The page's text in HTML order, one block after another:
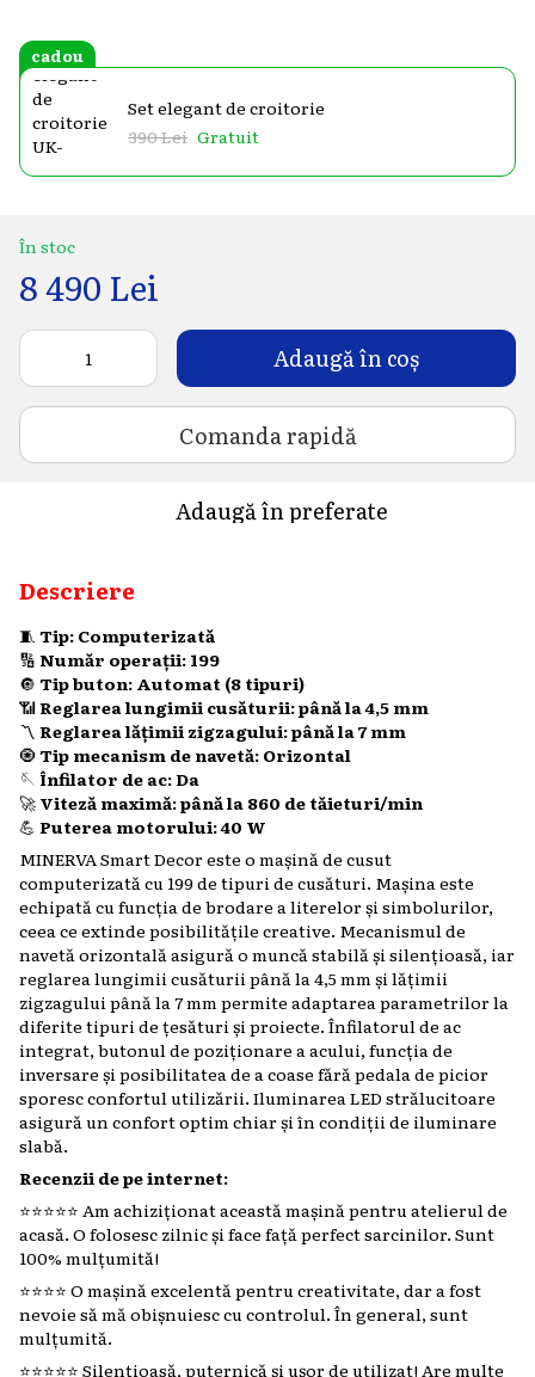
cadou
Set elegant de croitorie
390 Lei Gratuit
În stoc
8 490 Lei
Adaugă în coș
Comanda rapidă
Adaugă în preferate
Descriere
🧵Tip: Computerizată
🔢 Număr operații: 199
🔘 Tip buton: Automat (8 tipuri)
📶 Reglarea lungimii cusăturii: până la 4,5 mm
〽️ Reglarea lățimii zigzagului: până la 7 mm
🧿Tip mecanism de navetă: Orizontal
🪡 Înfilator de ac: Da
🚀 Viteză maximă: până la 860 de tăieturi/min
💪 Puterea motorului: 40 W
MINERVA Smart Decor este o mașină de cusut
computerizată cu 199 de tipuri de cusături. Mașina este
echipată cu funcția de brodare a literelor și simbolurilor,
ceea ce extinde posibilitățile creative. Mecanismul de
navetă orizontală asigură o muncă stabilă și silențioasă, iar
reglarea lungimii cusăturii până la 4,5 mm și lățimii
zigzagului până la 7 mm permite adaptarea parametrilor la
diferite tipuri de țesături și proiecte. Înfilatorul de ac
integrat, butonul de poziționare a acului, funcția de
inversare și posibilitatea de a coase fără pedala de picior
sporesc confortul utilizării. Iluminarea LED strălucitoare
asigură un confort optim chiar și în condiții de iluminare
slabă.
Recenzii de pe internet:
⭐️⭐️⭐️⭐️⭐️ Am achiziționat această mașină pentru atelierul de
acasă. O folosesc zilnic și face față perfect sarcinilor. Sunt
100% mulțumită!
⭐️⭐️⭐️⭐️ O mașină excelentă pentru creativitate, dar a fost
nevoie să mă obișnuiesc cu controlul. În general, sunt
mulțumită.
⭐️⭐️⭐️⭐️⭐️ Silențioasă, puternică și ușor de utilizat! Are multe